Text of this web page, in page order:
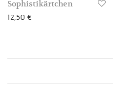
3-4 Werktage
Sophistikärtchen
12,50 €